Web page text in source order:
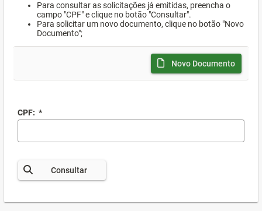
Para consultar as solicitações já emitidas, preencha o
campo "CPF" e clique no botão "Consultar".
Para solicitar um novo documento, clique no botão "Novo
Documento";
Novo Documento
CPF: *
Consultar